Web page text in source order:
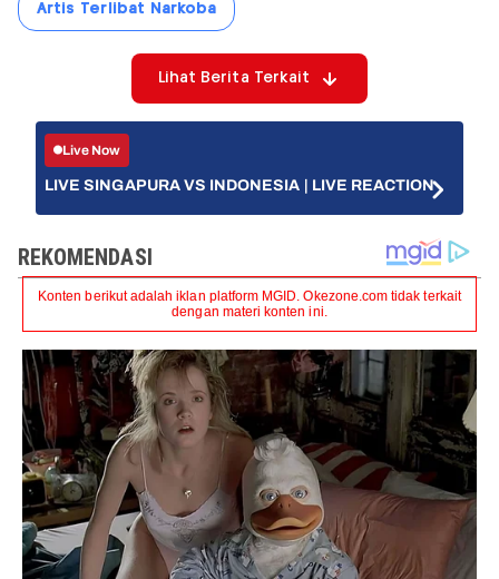
Artis Terlibat Narkoba
Lihat Berita Terkait
Live Now
LIVE SINGAPURA VS INDONESIA | LIVE REACTION